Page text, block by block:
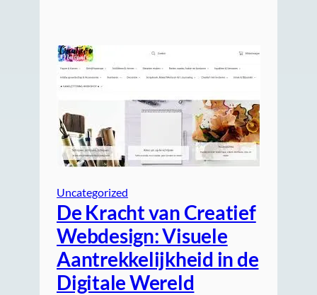
Uncategorized
De Kracht van Creatief
Webdesign: Visuele
Aantrekkelijkheid in de
Digitale Wereld